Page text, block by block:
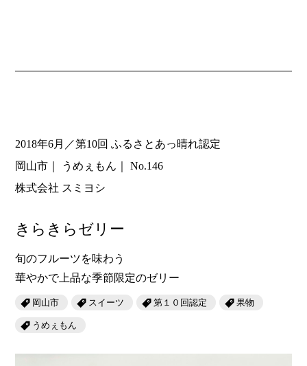
2018年6月／第10回 ふるさとあっ晴れ認定
岡山市
うめぇもん
No.146
株式会社 スミヨシ
きらきらゼリー
旬のフルーツを味わう
華やかで上品な季節限定のゼリー
岡山市 スイーツ 第１０回認定 果物
うめぇもん